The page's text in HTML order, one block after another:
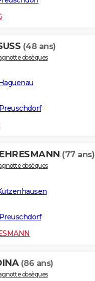
(48 ans)
obsèques
Haguenau
Preuschdorf
(77 ans)
obsèques
Preuschdorf
(86 ans)
obsèques